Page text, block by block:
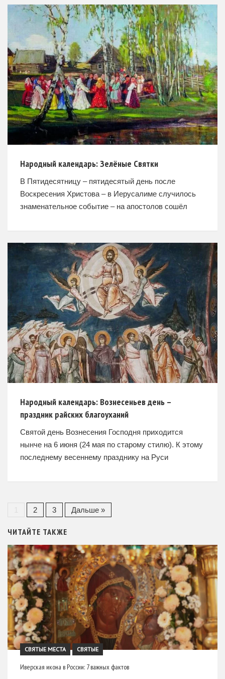
Народный календарь: Зелёные Святки
В Пятидесятницу – пятидесятый день после
Воскресения Христова – в Иерусалиме случилось
знаменательное событие – на апостолов сошёл
триединство Бога. Люди узрели, что Бог
Народный календарь: Вознесеньев день –
праздник райских благоуханий
Святой день Вознесения Господня приходится
нынче на 6 июня (24 мая по старому стилю). К этому
последнему весеннему празднику на Руси
расцвета Божьего мира, которую
2 3 Дальше »
ЧИТАЙТЕ ТАКЖЕ
СВЯТЫЕ МЕСТА СВЯТЫЕ
Иверская икона в России: 7 важных фактов